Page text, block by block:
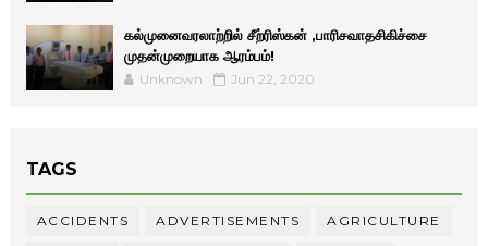
கல்முனைவரலாற்றில் சீற்ரிஸ்கன் ,பாரிசவாதசிகிச்சை
முதன்முறையாக ஆரம்பம்!
Unknown Jun 22, 2020
TAGS
ACCIDENTS ADVERTISEMENTS AGRICULTURE